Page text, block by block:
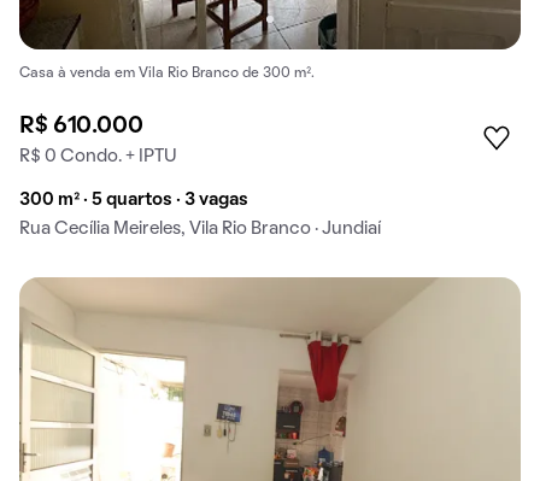
Casa à venda em Vila Rio Branco de 300 m².
R$ 610.000
R$ 0 Condo. + IPTU
300 m² · 5 quartos · 3 vagas
Rua Cecília Meireles, Vila Rio Branco · Jundiaí